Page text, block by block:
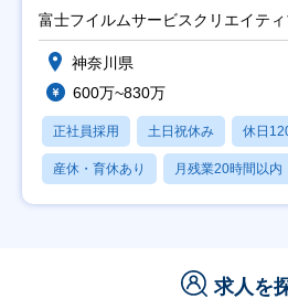
富士フイルムサービスクリエイテ
神奈川県
600万~830万
正社員採用 土日祝休み 休日
産休・育休あり 月残業20時間以内
求人を